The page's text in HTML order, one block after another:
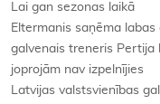
Lai gan sezonas laikā
Eltermanis saņēma
galvenais treneris Pertija
joprojām nav izpelnījies
Latvijas valstsvienības